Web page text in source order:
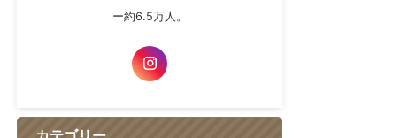
ー約6.5万人。